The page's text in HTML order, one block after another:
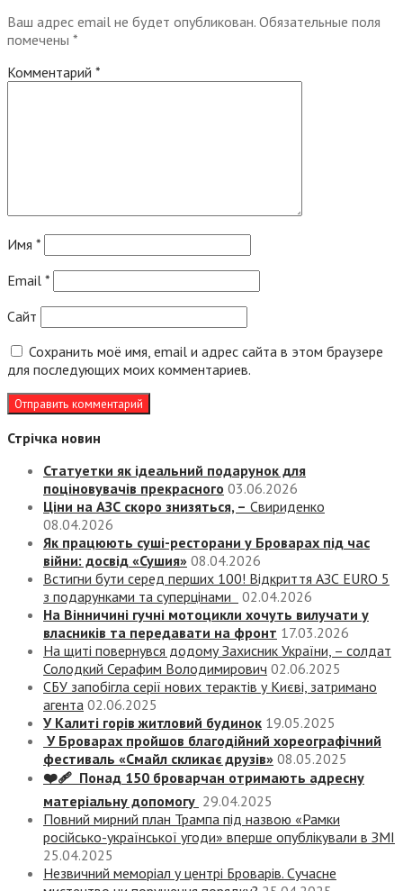
Ваш адрес email не будет опубликован. Обязательные поля
помечены *
Комментарий *
Имя *
Email *
Сайт
Сохранить моё имя, email и адрес сайта в этом браузере
для последующих моих комментариев.
Стрічка новин
Статуетки як ідеальний подарунок для
поціновувачів прекрасного 03.06.2026
Ціни на АЗС скоро знизяться, – Свириденко
08.04.2026
Як працюють суші-ресторани у Броварах під час
війни: досвід «Сушия» 08.04.2026
Встигни бути серед перших 100! Відкриття АЗС EURO 5
з подарунками та суперцінами
02.04.2026
На Вінничині гучні мотоцикли хочуть вилучати у
власників та передавати на фронт 17.03.2026
На щиті повернувся додому Захисник України, – солдат
Солодкий Серафим Володимирович 02.06.2025
СБУ запобігла серії нових терактів у Києві, затримано
агента 02.06.2025
У Калиті горів житловий будинок 19.05.2025
У Броварах пройшов благодійний хореографічний
фестиваль «Смайл скликає друзів» 08.05.2025
❤️‍🩹 Понад 150 броварчан отримають адресну
матеріальну допомогу 29.04.2025
Повний мирний план Трампа під назвою «‎Рамки
російсько-української угоди» вперше опублікували в ЗМІ
25.04.2025
Незвичний меморіал у центрі Броварів. Сучасне